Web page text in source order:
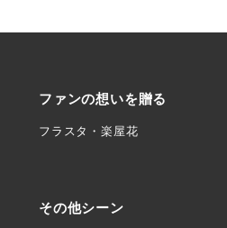
ファンの想いを贈る
フラスタ・楽屋花
その他シーン